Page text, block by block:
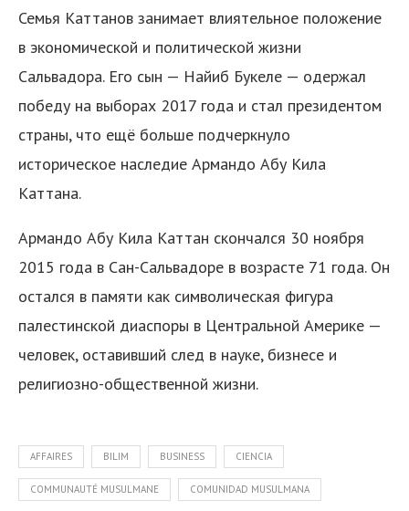
Семья Каттанов занимает влиятельное положение
в экономической и политической жизни
Сальвадора. Его сын — Найиб Букеле — одержал
победу на выборах 2017 года и стал президентом
страны, что ещё больше подчеркнуло
историческое наследие Армандо Абу Кила
Каттана.
Армандо Абу Кила Каттан скончался 30 ноября
2015 года в Сан-Сальвадоре в возрасте 71 года. Он
остался в памяти как символическая фигура
палестинской диаспоры в Центральной Америке —
человек, оставивший след в науке, бизнесе и
религиозно-общественной жизни.
AFFAIRES BILIM BUSINESS CIENCIA
COMMUNAUTÉ MUSULMANE COMUNIDAD MUSULMANA